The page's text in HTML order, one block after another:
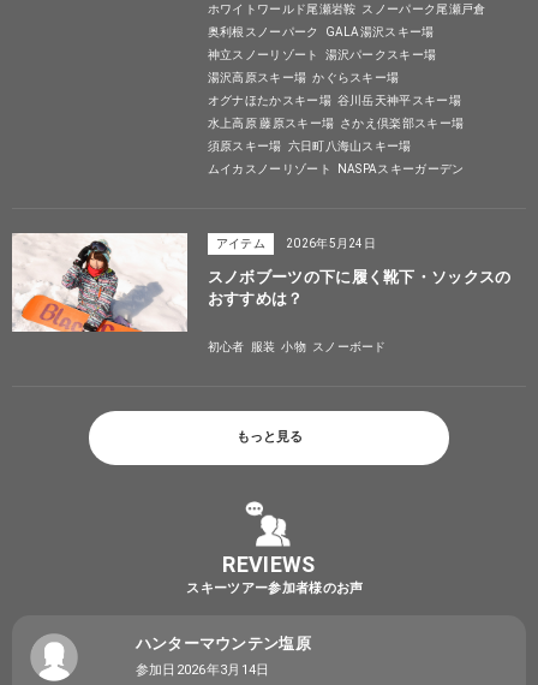
ホワイトワールド尾瀬岩鞍 スノーパーク尾瀬戸倉
奥利根スノーパーク
GALA湯沢スキー場
神立スノーリゾート
湯沢パークスキー場
湯沢高原スキー場 かぐらスキー場
オグナほたかスキー場 谷川岳天神平スキー場
水上高原 藤原スキー場 さかえ倶楽部スキー場
須原スキー場 六日町八海山スキー場
ムイカスノーリゾート
NASPAスキーガーデン
アイテム 2026年5月24日
スノボブーツの下に履く靴下・ソックスの
おすすめは？
初心者 服装 小物 スノーボード
もっと見る
REVIEWS
スキーツアー参加者様のお声
ハンターマウンテン塩原
参加日2026年3月14日